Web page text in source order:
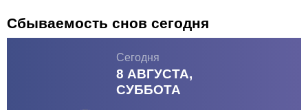
Сбываемость снов сегодня
Сегодня
8 АВГУСТА,
СУББОТА